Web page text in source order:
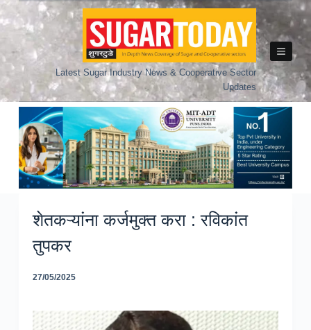
Skip
to
Latest Sugar Industry News & Cooperative Sector
Updates
शेतकऱ्यांना कर्जमुक्त करा : रविकांत
तुपकर
27/05/2025